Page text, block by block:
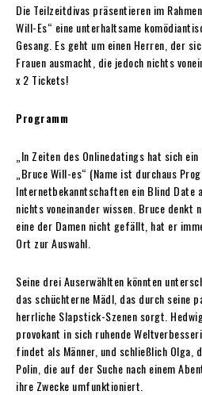
Die Teilzeitdivas präsentieren im
Will-Es“ eine unterhaltsame
Gesang. Es geht um einen Herren, der
Frauen ausmacht, die jedoch nichts
x 2 Tickets!
Programm
„In Zeiten des Onlinedatings hat sich
„Bruce Will-es“ (Name ist durchaus
Internetbekanntschaften ein Blind Date
nichts voneinander wissen. Bruce
eine der Damen nicht gefällt, hat er
Ort zur Auswahl.
Seine drei Auserwählten könnten
das schüchterne Mädl, das durch
herrliche Slapstick-Szenen sorgt.
provokant in sich ruhende
findet als Männer, und schließlich Olga,
Polin, die auf der Suche nach einem
ihre Zwecke umfunktioniert.